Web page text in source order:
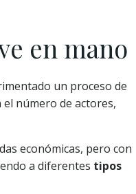
en mano
un proceso de
número de actores,
económicas, pero con
a diferentes tipos